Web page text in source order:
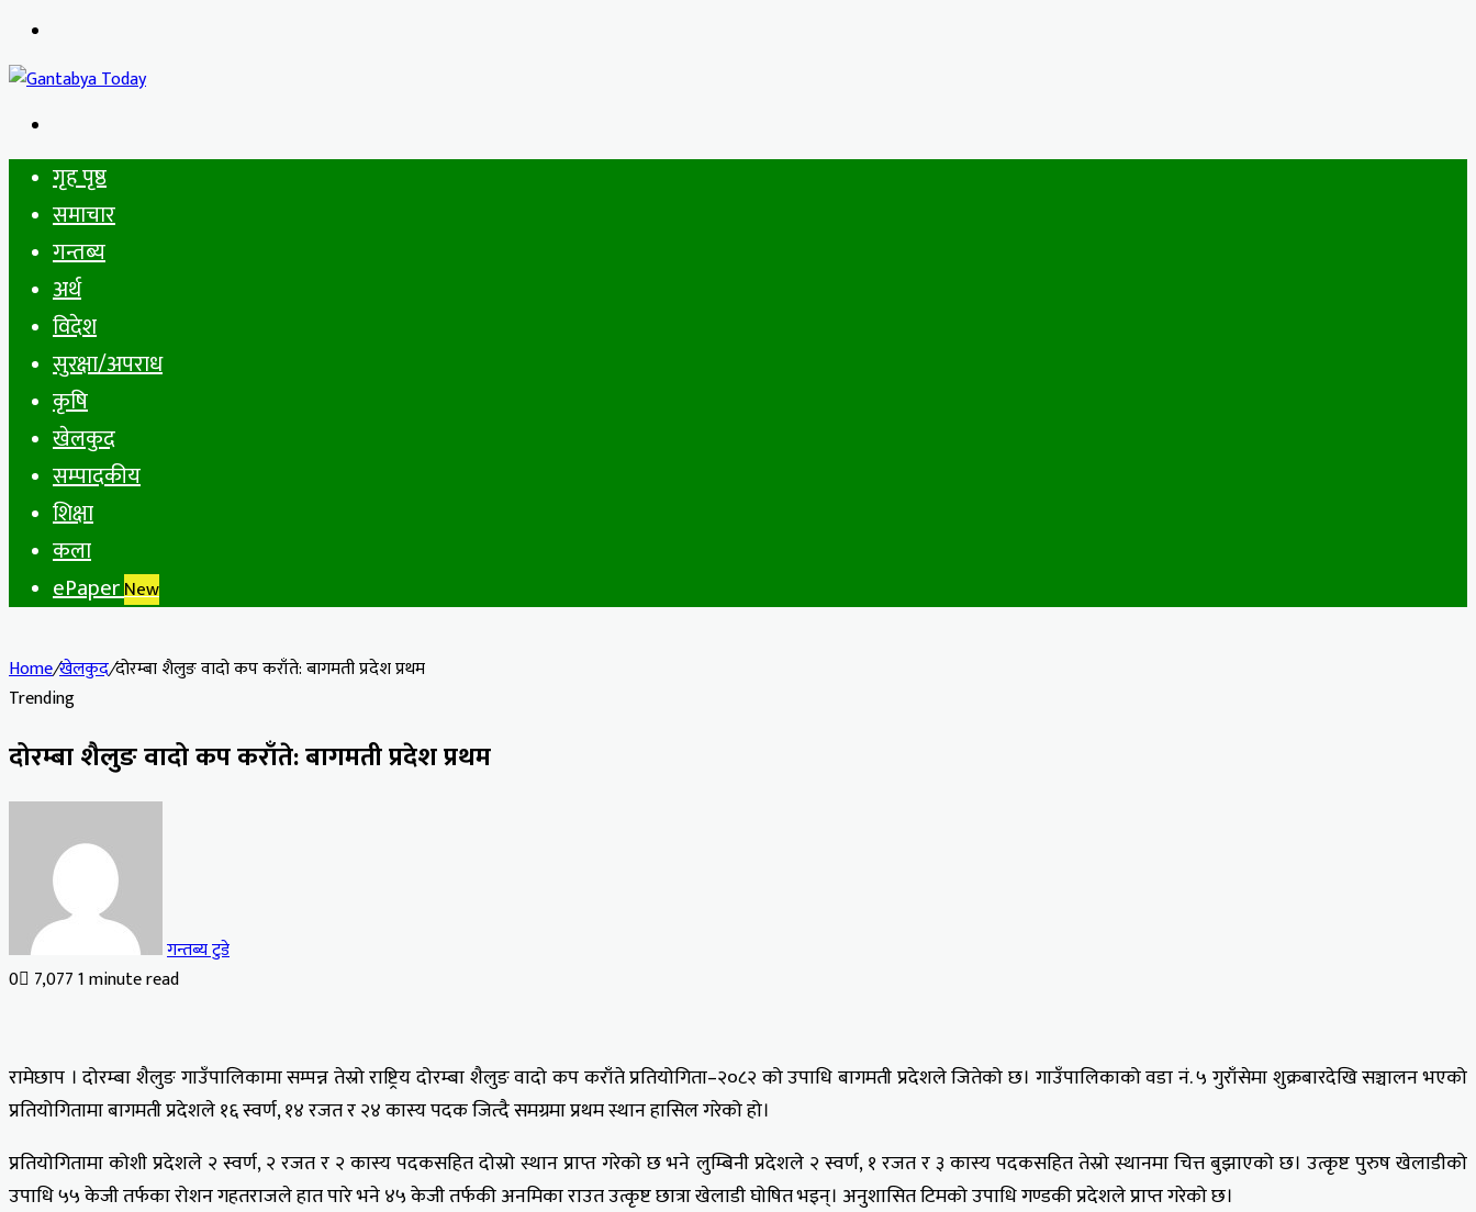
for
गृह पृष्ठ
समाचार
गन्तब्य
अर्थ
विदेश
सुरक्षा/अपराध
कृषि
खेलकुद
सम्पादकीय
शिक्षा
कला
ePaperNew
Home/खेलकुद/दोरम्बा शैलुङ वादो कप कराँते: बागमती प्रदेश प्रथम
Trending
दोरम्बा शैलुङ वादो कप कराँते: बागमती प्रदेश प्रथम
गन्तब्य टुडे
0 7,0771 minute read
रामेछाप । दोरम्बा शैलुङ गाउँपालिकामा सम्पन्न तेस्रो राष्ट्रिय दोरम्बा शैलुङ वादो कप कराँते प्रतियोगिता–२०८२ को उपाधि बागमती प्रदेशले जितेको छ। गाउँपालिकाको वडा नं. ५ गुराँसेमा शुक्रबारदेखि सञ्चालन भएको
प्रतियोगितामा बागमती प्रदेशले १६ स्वर्ण, १४ रजत र २४ कास्य पदक जित्दै समग्रमा प्रथम स्थान हासिल गरेको हो।
प्रतियोगितामा कोशी प्रदेशले २ स्वर्ण, २ रजत र २ कास्य पदकसहित दोस्रो स्थान प्राप्त गरेको छ भने लुम्बिनी प्रदेशले २ स्वर्ण, १ रजत र ३ कास्य पदकसहित तेस्रो स्थानमा चित्त बुझाएको छ। उत्कृष्ट पुरुष खेलाडीको
उपाधि ५५ केजी तर्फका रोशन गहतराजले हात पारे भने ४५ केजी तर्फकी अनमिका राउत उत्कृष्ट छात्रा खेलाडी घोषित भइन्। अनुशासित टिमको उपाधि गण्डकी प्रदेशले प्राप्त गरेको छ।